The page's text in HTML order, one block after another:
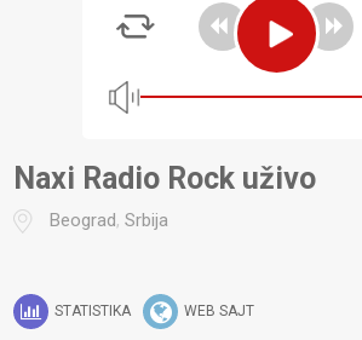
Naxi Radio Rock uživo
Beograd,Srbija
STATISTIKA WEB SAJT